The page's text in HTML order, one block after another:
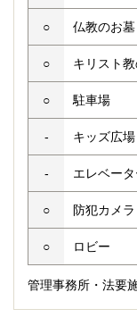
○ 仏教のお墓
○ キリスト
○ 駐車場
- キッズ広場
- エレベータ
○ 防犯カメラ
○ ロビー
管理事務所・法要